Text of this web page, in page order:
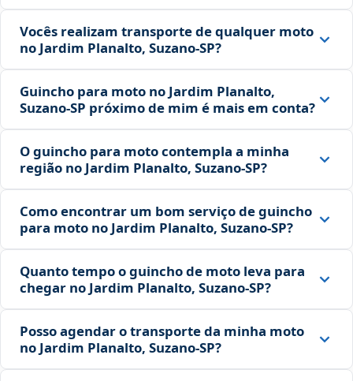
Vocês realizam transporte de qualquer moto
no Jardim Planalto, Suzano‑SP?
Guincho para moto no Jardim Planalto,
Suzano‑SP próximo de mim é mais em conta?
O guincho para moto contempla a minha
região no Jardim Planalto, Suzano‑SP?
Como encontrar um bom serviço de guincho
para moto no Jardim Planalto, Suzano‑SP?
Quanto tempo o guincho de moto leva para
chegar no Jardim Planalto, Suzano‑SP?
Posso agendar o transporte da minha moto
no Jardim Planalto, Suzano‑SP?